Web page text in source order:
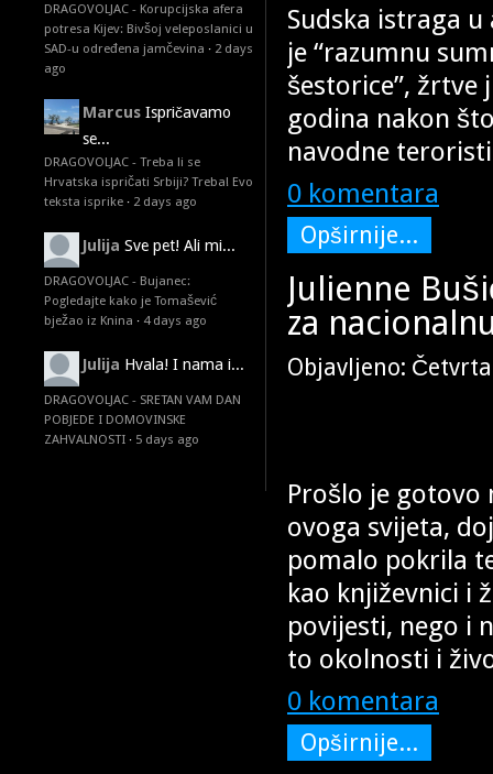
DRAGOVOLJAC - Korupcijska afera
potresa Kijev: Bivšoj veleposlanici u
SAD-u određena jamčevina · 2 days
ago
Marcus Ispričavamo
se...
DRAGOVOLJAC - Treba li se
Hrvatska ispričati Srbiji? Treba! Evo
teksta isprike · 2 days ago
Julija Sve pet! Ali mi...
DRAGOVOLJAC - Bujanec:
Pogledajte kako je Tomašević
bježao iz Knina · 4 days ago
Julija Hvala! I nama i...
DRAGOVOLJAC - SRETAN VAM DAN
POBJEDE I DOMOVINSKE
ZAHVALNOSTI · 5 days ago
Sudska istraga
je “razumnu
šestorice”, žrtve
godina nakon
navodne
0 komentara
Opširnije...
Julienne
za
Objavljeno:
Prošlo je gotovo
ovoga svijeta,
pomalo pokrila
kao književnici i
povijesti, nego i
to okolnosti i
0 komentara
Opširnije...